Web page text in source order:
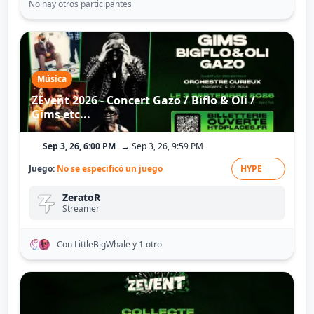
No hay otros participantes
Música
ZEvent 2026 - Concert Gazo / Biflo & Oli /
Gims etc...
Sep 3, 26, 6:00 PM → Sep 3, 26, 9:59 PM
Juego: No se especificó un juego HYPE
ZeratoR
Streamer
Con LittleBigWhaley 1 otro